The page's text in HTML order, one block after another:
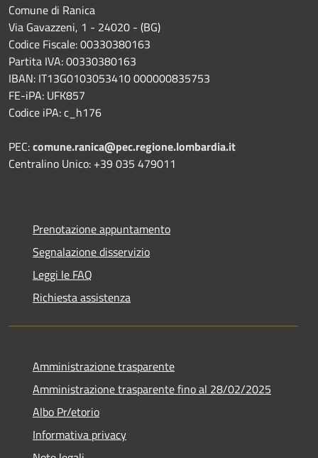
Comune di Ranica
Via Gavazzeni, 1 - 24020 - (BG)
Codice Fiscale: 00330380163
Partita IVA: 00330380163
IBAN: IT13G0103053410 000000835753
FE-iPA: UFK857
Codice iPA: c_h176
PEC:comune.ranica@pec.regione.lombardia.it
Centralino Unico: +39 035 479011
Prenotazione appuntamento
Segnalazione disservizio
Leggi le FAQ
Richiesta assistenza
Amministrazione trasparente
Amministrazione trasparente fino al 28/02/2025
Albo Pr/etorio
Informativa privacy